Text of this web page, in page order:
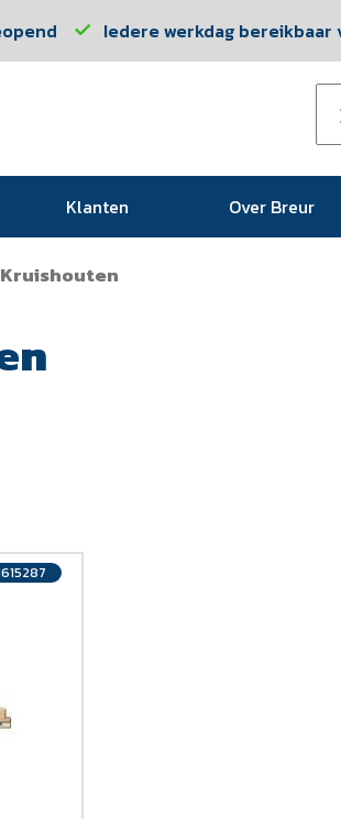
Iedere werkdag bereikbaar
Klanten Over Breur
Kruishouten